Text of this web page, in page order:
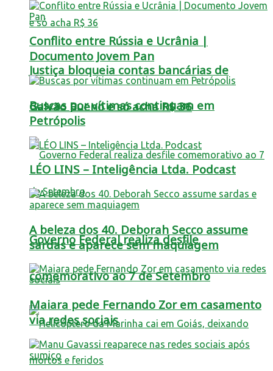
Justiça bloqueia contas bancárias de
Galvão Bueno e só acha R$ 36
Governo Federal realiza desfile
comemorativo ao 7 de Setembro
Conflito entre Rússia e Ucrânia |
Documento Jovem Pan
Buscas por vítimas continuam em
Petrópolis
LÉO LINS – Inteligência Ltda. Podcast
A beleza dos 40. Deborah Secco assume
sardas e aparece sem maquiagem
Maiara pede Fernando Zor em casamento
via redes sociais